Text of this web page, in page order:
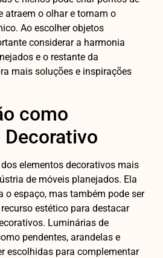
atraem o olhar e tornam o
Ao escolher objetos
considerar a harmonia
e o restante da
mais soluções e inspirações
como
elementos decorativos mais
de móveis planejados. Ela
o espaço, mas também pode ser
estético para destacar
Luminárias de
pendentes, arandelas e
escolhidas para complementar